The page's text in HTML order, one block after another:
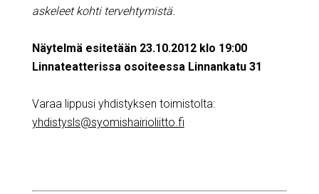
askeleet kohti tervehtymistä.
Näytelmä esitetään 23.10.2012 klo 19:00
Linnateatterissa osoiteessa Linnankatu 31
Varaa lippusi yhdistyksen toimistolta:
yhdistysls@syomishairioliitto.fi